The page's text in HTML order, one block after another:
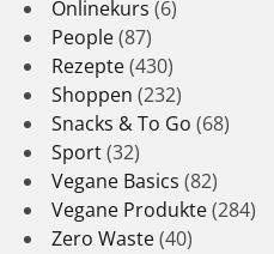
Onlinekurs (6)
People(87)
Rezepte(430)
Shoppen (232)
Snacks & To Go (68)
Sport(32)
Vegane Basics (82)
Vegane Produkte(284)
Zero Waste(40)